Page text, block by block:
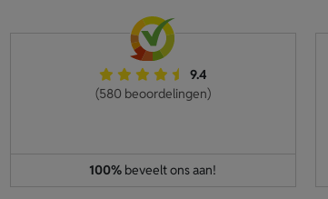
9.4
(580 beoordelingen)
100% beveelt ons aan!